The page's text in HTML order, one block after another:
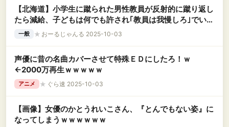
【北海道】小学生に蹴られた男性教員が反射的に蹴り返し
たら減給、子どもは何でも許され｢教員は我慢しろ｣でいい
のか
一般 ★ おーるじゃんる 2025-10-03
声優に昔の名曲カバーさせて特殊ＥＤにしたろ！ｗ
←2000万再生ｗｗｗｗｗ
アニメ ★ ぐら速 2025-10-03
【画像】女優のかとうれいこさん、『とんでもない姿』に
なってしまうｗｗｗｗｗｗ